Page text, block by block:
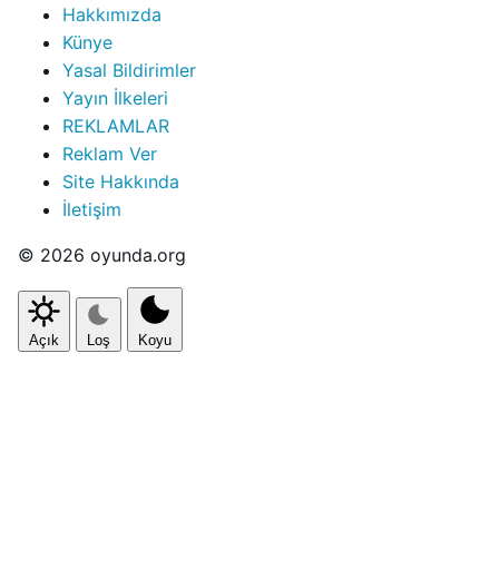
Hakkımızda
Künye
Yasal Bildirimler
Yayın İlkeleri
REKLAMLAR
Reklam Ver
Site Hakkında
İletişim
© 2026 oyunda.org
Açık Loş Koyu